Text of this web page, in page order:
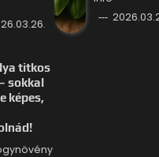
titkos
sokkal
képes,